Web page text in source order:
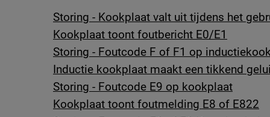
Storing - Kookplaat valt uit tijdens het
Kookplaat toont foutbericht E0/E1
Storing - Foutcode F of F1 op
Inductie kookplaat maakt een tikkend
Storing - Foutcode E9 op kookplaat
Kookplaat toont foutmelding E8 of E822